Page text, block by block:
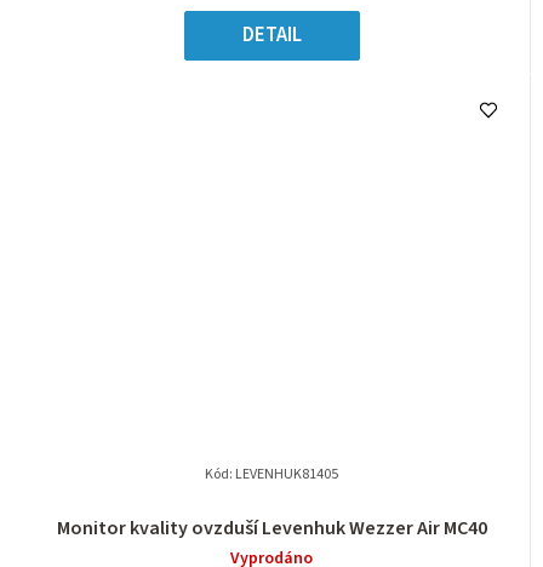
DETAIL
Monitor kvality ovzduší Levenhuk Wezzer Air MC40
Vyprodáno
Kód: LEVENHUK81405